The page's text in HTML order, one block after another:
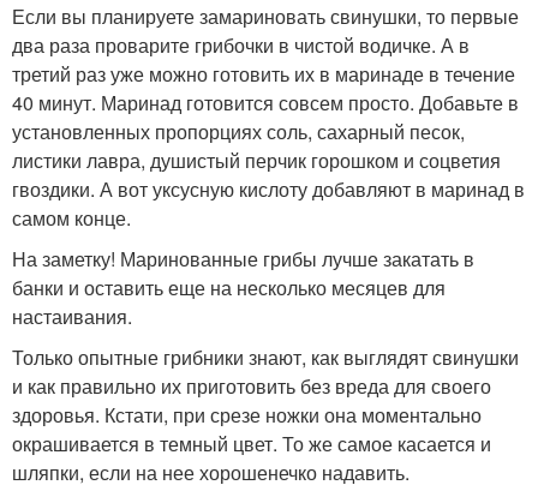
Если вы планируете замариновать свинушки, то первые
два раза проварите грибочки в чистой водичке. А в
третий раз уже можно готовить их в маринаде в течение
40 минут. Маринад готовится совсем просто. Добавьте в
установленных пропорциях соль, сахарный песок,
листики лавра, душистый перчик горошком и соцветия
гвоздики. А вот уксусную кислоту добавляют в маринад в
самом конце.
На заметку! Маринованные грибы лучше закатать в
банки и оставить еще на несколько месяцев для
настаивания.
Только опытные грибники знают, как выглядят свинушки
и как правильно их приготовить без вреда для своего
здоровья. Кстати, при срезе ножки она моментально
окрашивается в темный цвет. То же самое касается и
шляпки, если на нее хорошенечко надавить.